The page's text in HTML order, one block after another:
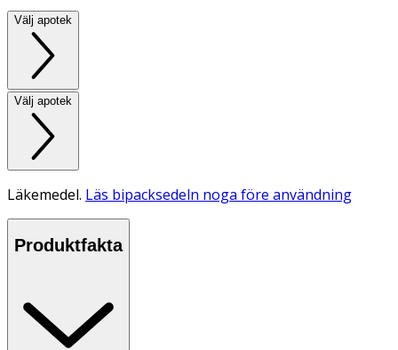
Välj apotek
Välj apotek
Läkemedel. Läs bipacksedeln noga före användning
Produktfakta